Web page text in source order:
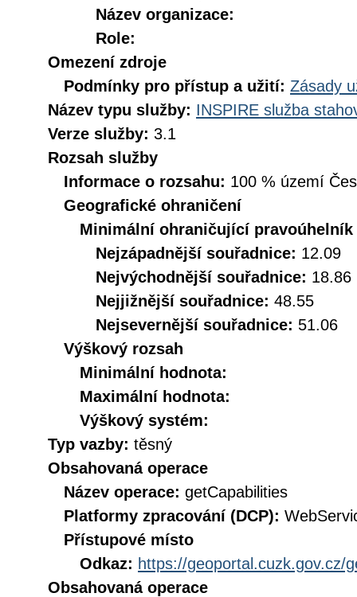
Název organizace:
Role:
Omezení zdroje
Podmínky pro přístup a užití: Zásady
Název typu služby: INSPIRE služba
Verze služby: 3.1
Rozsah služby
Informace o rozsahu: 100 % území
Geografické ohraničení
Minimální ohraničující pravoúhelník
Nejzápadnější souřadnice: 12.09
Nejvýchodnější souřadnice: 18.86
Nejjižnější souřadnice: 48.55
Nejsevernější souřadnice: 51.06
Výškový rozsah
Minimální hodnota:
Maximální hodnota:
Výškový systém:
Typ vazby: těsný
Obsahovaná operace
Název operace: getCapabilities
Platformy zpracování (DCP):
Přístupové místo
Odkaz: https://geoportal.cuzk.gov.cz/
Obsahovaná operace